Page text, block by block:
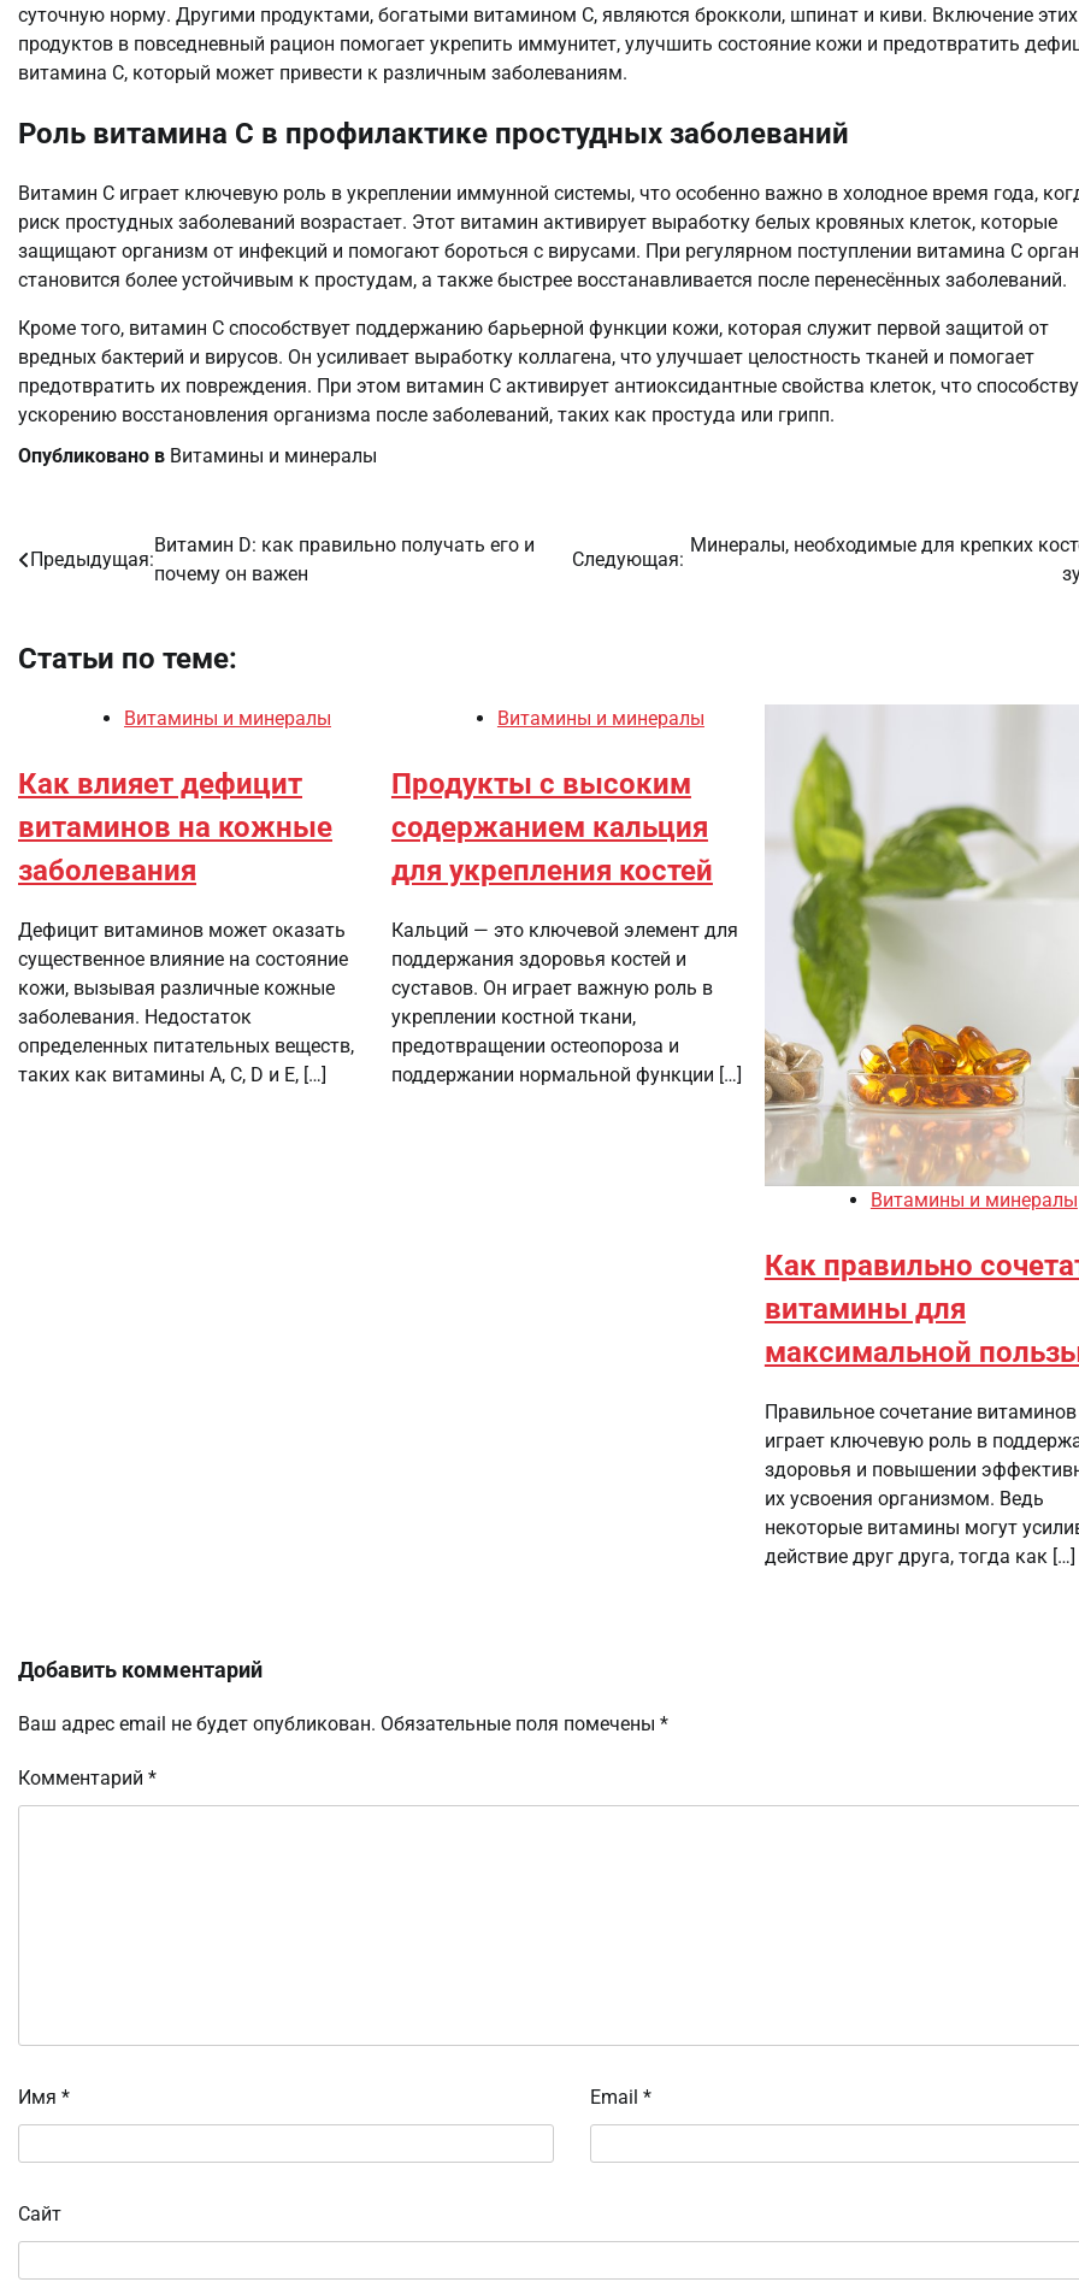
суточную норму. Другими продуктами, богатыми витамином C, являются брокколи, шпинат и киви. Включение этих
продуктов в повседневный рацион помогает укрепить иммунитет, улучшить состояние кожи и предотвратить
витамина C, который может привести к различным заболеваниям.
Роль витамина C в профилактике простудных заболеваний
Витамин C играет ключевую роль в укреплении иммунной системы, что особенно важно в холодное время года,
риск простудных заболеваний возрастает. Этот витамин активирует выработку белых кровяных клеток, которые
защищают организм от инфекций и помогают бороться с вирусами. При регулярном поступлении витамина C
становится более устойчивым к простудам, а также быстрее восстанавливается после перенесённых заболеваний.
Кроме того, витамин C способствует поддержанию барьерной функции кожи, которая служит первой защитой от
вредных бактерий и вирусов. Он усиливает выработку коллагена, что улучшает целостность тканей и помогает
предотвратить их повреждения. При этом витамин C активирует антиоксидантные свойства клеток, что
ускорению восстановления организма после заболеваний, таких как простуда или грипп.
Опубликовано в Витамины и минералы
Навигация
Предыдущая:
Витамин D: как правильно получать его и
почему он важен
Следующая:
Минералы, необходимые для крепких
Статьи по теме:
Витамины и минералы
Как влияет дефицит
витаминов на кожные
заболевания
Дефицит витаминов может оказать
существенное влияние на состояние
кожи, вызывая различные кожные
заболевания. Недостаток
определенных питательных веществ,
таких как витамины A, C, D и E, […]
Витамины и минералы
Продукты с высоким
содержанием кальция
для укрепления костей
Кальций — это ключевой элемент для
поддержания здоровья костей и
суставов. Он играет важную роль в
укреплении костной ткани,
предотвращении остеопороза и
поддержании нормальной функции […]
Витамины и минералы
Как правильно
витамины для
максимальной
Правильное сочетание витаминов
играет ключевую роль в
здоровья и повышении
их усвоения организмом. Ведь
некоторые витамины могут
действие друг друга, тогда как […]
Добавить комментарий
Ваш адрес email не будет опубликован. Обязательные поля помечены *
Комментарий *
Имя * Email *
Сайт